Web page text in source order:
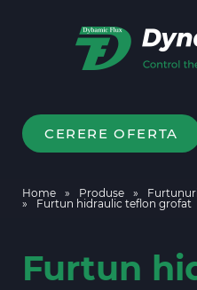
CERERE OFERTA
Home » Produse »
»
Furtun hidraulic teflon grofat
Furtun